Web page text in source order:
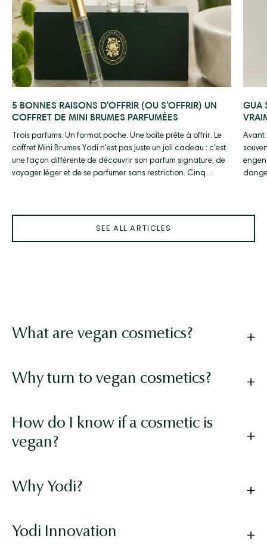
5 BONNES RAISONS D'OFFRIR (OU S'OFFRIR) UN
COFFRET DE MINI BRUMES PARFUMÉES
Trois parfums. Un format poche. Une boîte prête à offrir. Le
coffret Mini Brumes Yodi n'est pas juste un joli cadeau : c'est
une façon différente de découvrir son parfum signature, de
voyager léger et de se parfumer sans restriction. Cinq
GUA
Avant
SEE ALL ARTICLES
What are vegan cosmetics?
Why turn to vegan cosmetics?
How do I know if a cosmetic is
vegan?
Why Yodi?
Yodi Innovation